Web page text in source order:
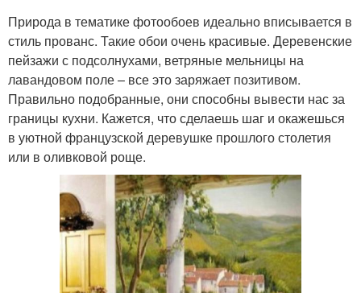
Природа в тематике фотообоев идеально вписывается в
стиль прованс. Такие обои очень красивые. Деревенские
пейзажи с подсолнухами, ветряные мельницы на
лавандовом поле – все это заряжает позитивом.
Правильно подобранные, они способны вывести нас за
границы кухни. Кажется, что сделаешь шаг и окажешься
в уютной французской деревушке прошлого столетия
или в оливковой роще.